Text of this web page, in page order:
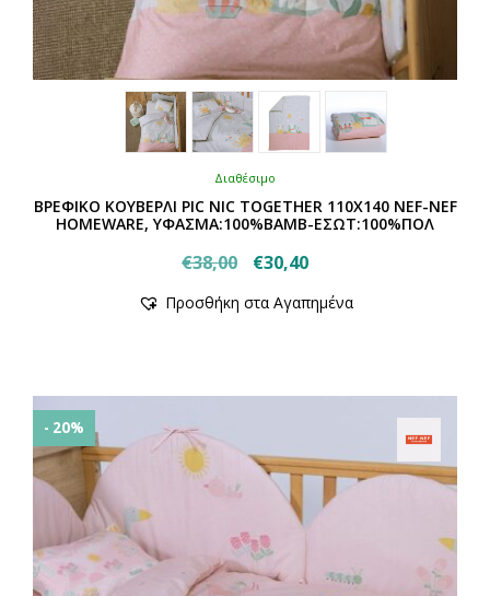
Διαθέσιμο
ΒΡΕΦΙΚΟ ΚΟΥΒΕΡΛΙ PIC NIC TOGETHER 110Χ140 NEF-NEF
HOMEWARE, ΥΦΑΣΜΑ:100%BAMB-ΕΣΩΤ:100%ΠΟΛ
€38,00
Original
was:
€30,40Η
τιμή
το
παραλλαγές.
μπορούν
επιλεγούν
στη
σελίδα
του
Προσθήκη στα Αγαπημένα
- 20%